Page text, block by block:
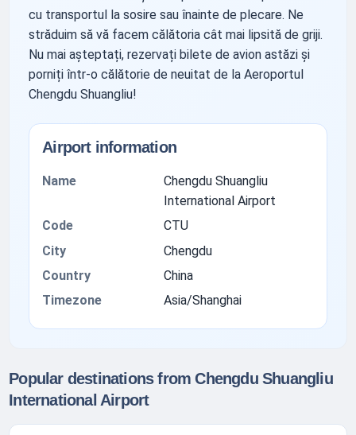
cu transportul la sosire sau înainte de plecare. Ne
străduim să vă facem călătoria cât mai lipsită de griji.
Nu mai așteptați, rezervați bilete de avion astăzi și
porniți într-o călătorie de neuitat de la Aeroportul
Chengdu Shuangliu!
Airport information
Name
Chengdu Shuangliu
International Airport
Code
CTU
City
Chengdu
Country
China
Timezone
Asia/Shanghai
Popular destinations from Chengdu Shuangliu
International Airport